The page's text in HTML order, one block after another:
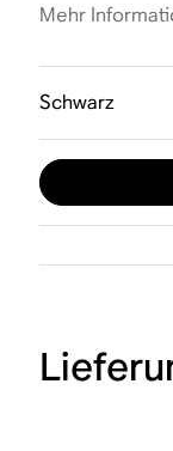
Mehr
Schwarz